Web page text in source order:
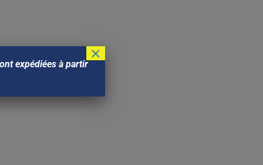
expédiées à partir
×